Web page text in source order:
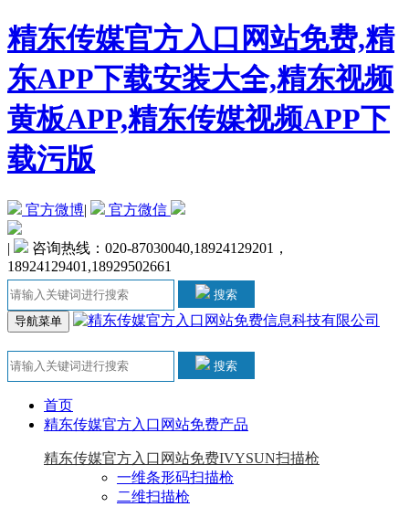
精东传媒官方入口网站免费,精
东APP下载安装大全,精东视频
黄板APP,精东传媒视频APP下
载污版
官方微博| 官方微信
|
咨询热线：020-87030040,18924129201，
18924129401,18929502661
搜索
导航菜单
搜索
首页
精东传媒官方入口网站免费产品
精东传媒官方入口网站免费IVYSUN扫描枪
一维条形码扫描枪
二维扫描枪